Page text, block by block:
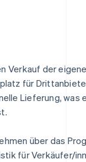
Verkauf der
für
Lieferung, was
über das
für Verkäufer/